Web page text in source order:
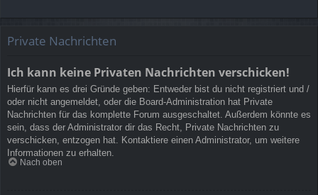
Private Nachrichten
Ich kann keine Privaten Nachrichten verschicken!
Hierfür kann es drei Gründe geben: Entweder bist du nicht registriert und /
oder nicht angemeldet, oder die Board-Administration hat Private
Nachrichten für das komplette Forum ausgeschaltet. Außerdem könnte es
sein, dass der Administrator dir das Recht, Private Nachrichten zu
verschicken, entzogen hat. Kontaktiere einen Administrator, um weitere
Informationen zu erhalten.
Nach oben